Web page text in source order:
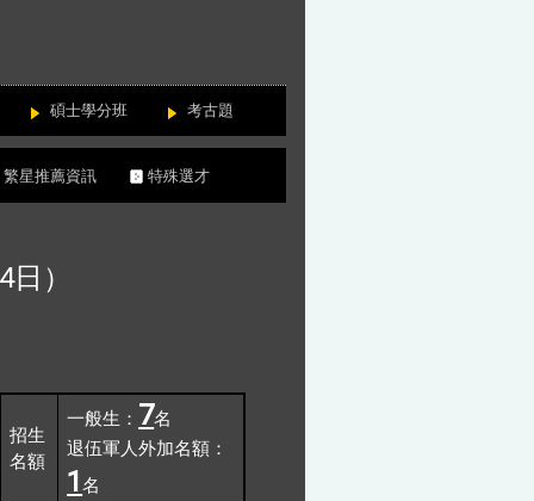
碩士學分班 考古題
繁星推薦資訊 特殊選才
）
招生
名額
一般生： 7名
退伍軍人外加名額：
1名